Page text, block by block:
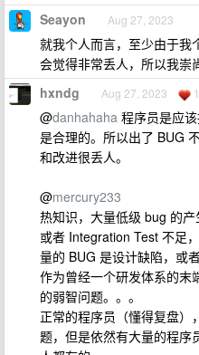
Seayon Aug 27, 2023
就我个人而言，至少由于我
会觉得非常丢人，所以我崇
hxndg Aug 27, 2023 1
@danhahaha 程序员是应
是合理的。所以出了 BUG
和改进很丢人。
@mercury233
热知识，大量低级 bug 的
或者 Integration Test 不足
量的 BUG 是设计缺陷，或
作为曾经一个研发体系的末
的弱智问题。。。
正常的程序员（懂得复盘）
题，但是依然有大量的程序